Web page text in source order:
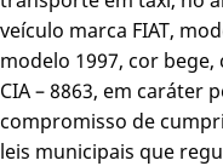
veículo marca FIAT,
modelo 1997, cor bege,
CIA – 8863, em caráter
compromisso de
leis municipais que